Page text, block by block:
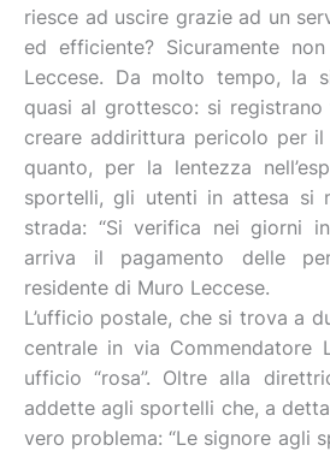
riesce ad uscire grazie ad un
ed efficiente? Sicuramente
Leccese. Da molto tempo, la
quasi al grottesco: si
creare addirittura pericolo per
quanto, per la lentezza
sportelli, gli utenti in attesa si
strada: “Si verifica nei giorni
arriva il pagamento delle
residente di Muro Leccese.
L’ufficio postale, che si trova a
centrale in via Commendatore
ufficio “rosa”. Oltre alla
addette agli sportelli che, a
vero problema: “Le signore agli